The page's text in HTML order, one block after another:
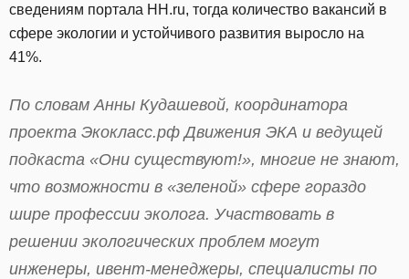
сведениям портала HH.ru, тогда количество вакансий в
сфере экологии и устойчивого развития выросло на
41%.
По словам Анны Кудашевой, координатора
проекта Экокласс.рф Движения ЭКА и ведущей
подкаста «Они существуют!», многие не знают,
что возможности в «зеленой» сфере гораздо
шире профессии эколога. Участвовать в
решении экологических проблем могут
инженеры, ивент-менеджеры, специалисты по